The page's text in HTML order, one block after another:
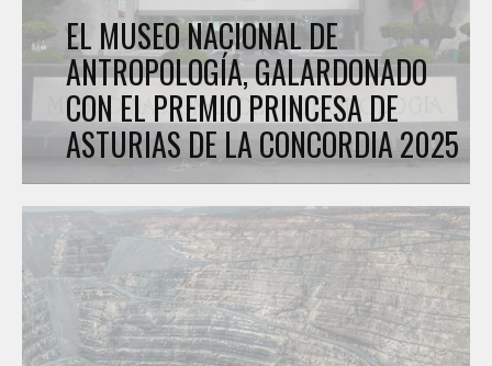
EL MUSEO NACIONAL DE
ANTROPOLOGÍA, GALARDONADO
CON EL PREMIO PRINCESA DE
ASTURIAS DE LA CONCORDIA 2025